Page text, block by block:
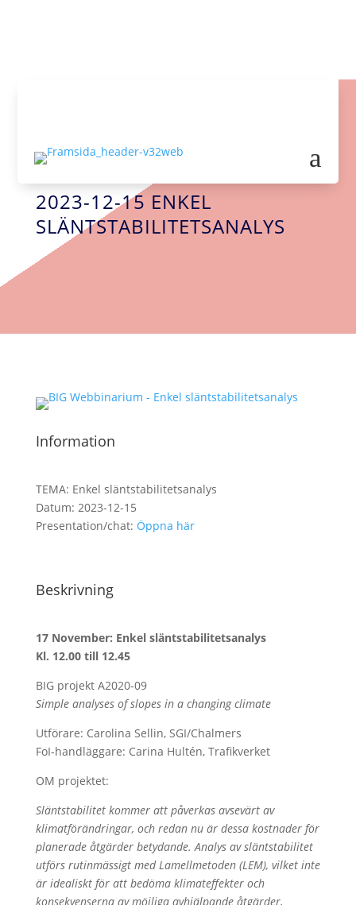
a
WEBBINARIUM
2023-12-15 ENKEL
SLÄNTSTABILITETSANALYS
Information
TEMA: Enkel släntstabilitetsanalys
Datum: 2023-12-15
Presentation/chat: Öppna här
Beskrivning
17 November: Enkel släntstabilitetsanalys
Kl. 12.00 till 12.45
BIG projekt A2020-09
Simple analyses of slopes in a changing climate
Utförare: Carolina Sellin, SGI/Chalmers
FoI-handläggare: Carina Hultén, Trafikverket
OM projektet:
Släntstabilitet kommer att påverkas avsevärt av
klimatförändringar, och redan nu är dessa kostnader för
planerade åtgärder betydande. Analys av släntstabilitet
utförs rutinmässigt med Lamellmetoden (LEM), vilket inte
är idealiskt för att bedöma klimateffekter och
konsekvenserna av möjliga avhjälpande åtgärder,